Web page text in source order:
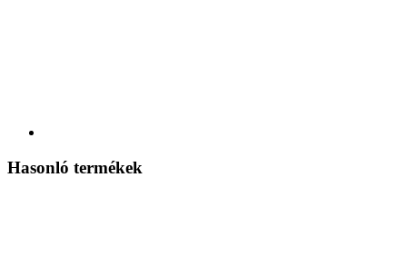
Hasonló termékek